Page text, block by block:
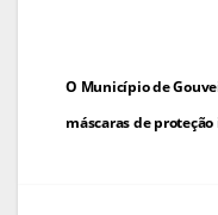
de
O Município de
máscaras de